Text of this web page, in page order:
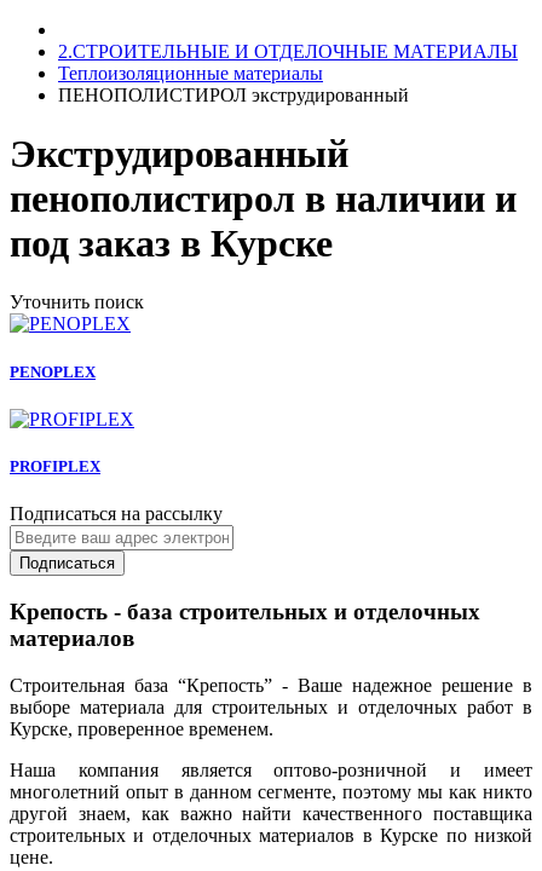
2.СТРОИТЕЛЬНЫЕ И ОТДЕЛОЧНЫЕ МАТЕРИАЛЫ
Теплоизоляционные материалы
ПЕНОПОЛИСТИРОЛ экструдированный
Экструдированный
пенополистирол в наличии и
под заказ в Курске
Уточнить поиск
PENOPLEX
PROFIPLEX
Подписаться на рассылку
Подписаться
Крепость - база строительных и отделочных
материалов
Строительная база “Крепость” - Ваше надежное решение в
выборе материала для строительных и отделочных работ в
Курске, проверенное временем.
Наша компания является оптово-розничной и имеет
многолетний опыт в данном сегменте, поэтому мы как никто
другой знаем, как важно найти качественного поставщика
строительных и отделочных материалов в Курске по низкой
цене.